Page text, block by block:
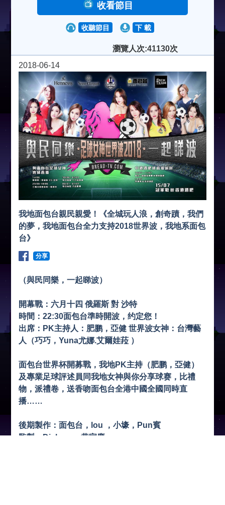
收看節目
收聽節目 下 載
瀏覽人次:41130次
2018-06-14
我地面包台親民親愛！《全城玩人浪，創奇蹟，我們
的夢，我地面包台全力支持2018世界波，我地系面包
台》
分享
（與民同樂，一起睇波）
開幕戰：六月十四 俄羅斯 對 沙特
時間：22:30面包台準時開波，约定您！
出席：PK主持人：肥鹏，亞健 世界波女神：台灣藝
人（巧巧，Yuna尤娜.艾爾娃菈 ）
面包台世界杯開募戰，我地PK主持（肥鹏，亞健）
及專業足球評述員同我地女神與你分享球赛，比禮
物，派禮卷，送香吻面包台全港中國全國同時直
播……
後期製作：面包台，lou ，小壕，Pun賓
監製：Dickwong黄家慶